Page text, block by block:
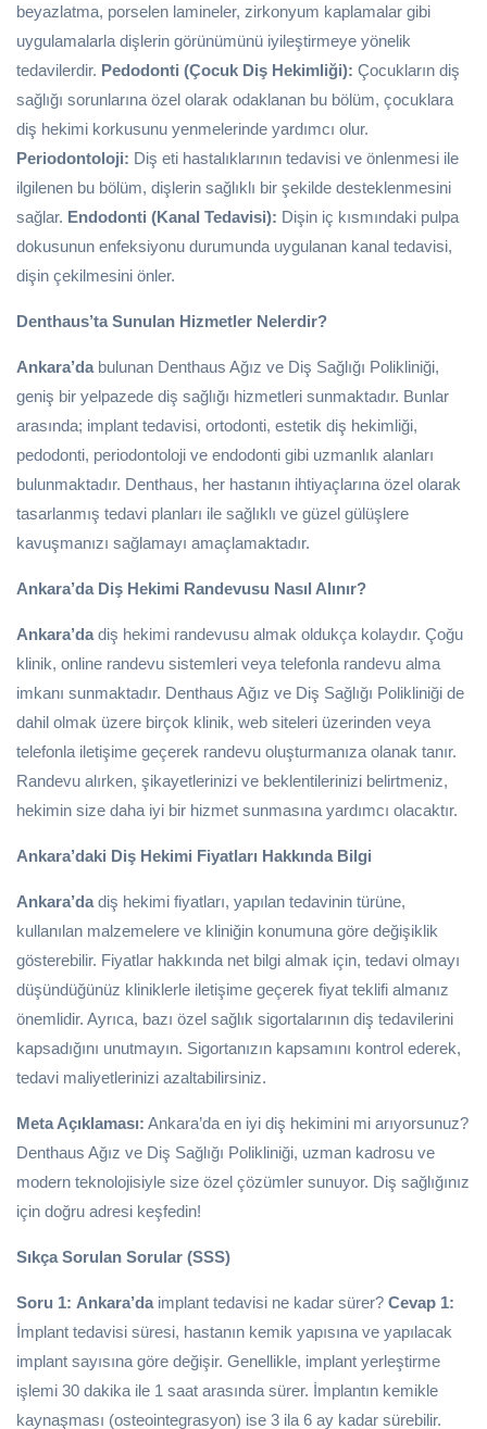
beyazlatma, porselen lamineler, zirkonyum kaplamalar gibi
uygulamalarla dişlerin görünümünü iyileştirmeye yönelik
tedavilerdir. Pedodonti (Çocuk Diş Hekimliği): Çocukların diş
sağlığı sorunlarına özel olarak odaklanan bu bölüm, çocuklara
diş hekimi korkusunu yenmelerinde yardımcı olur.
Periodontoloji: Diş eti hastalıklarının tedavisi ve önlenmesi ile
ilgilenen bu bölüm, dişlerin sağlıklı bir şekilde desteklenmesini
sağlar. Endodonti (Kanal Tedavisi): Dişin iç kısmındaki pulpa
dokusunun enfeksiyonu durumunda uygulanan kanal tedavisi,
dişin çekilmesini önler.
Denthaus’ta Sunulan Hizmetler Nelerdir?
Ankara’da bulunan Denthaus Ağız ve Diş Sağlığı Polikliniği,
geniş bir yelpazede diş sağlığı hizmetleri sunmaktadır. Bunlar
arasında; implant tedavisi, ortodonti, estetik diş hekimliği,
pedodonti, periodontoloji ve endodonti gibi uzmanlık alanları
bulunmaktadır. Denthaus, her hastanın ihtiyaçlarına özel olarak
tasarlanmış tedavi planları ile sağlıklı ve güzel gülüşlere
kavuşmanızı sağlamayı amaçlamaktadır.
Ankara’da Diş Hekimi Randevusu Nasıl Alınır?
Ankara’da diş hekimi randevusu almak oldukça kolaydır. Çoğu
klinik, online randevu sistemleri veya telefonla randevu alma
imkanı sunmaktadır. Denthaus Ağız ve Diş Sağlığı Polikliniği de
dahil olmak üzere birçok klinik, web siteleri üzerinden veya
telefonla iletişime geçerek randevu oluşturmanıza olanak tanır.
Randevu alırken, şikayetlerinizi ve beklentilerinizi belirtmeniz,
hekimin size daha iyi bir hizmet sunmasına yardımcı olacaktır.
Ankara’daki Diş Hekimi Fiyatları Hakkında Bilgi
Ankara’da diş hekimi fiyatları, yapılan tedavinin türüne,
kullanılan malzemelere ve kliniğin konumuna göre değişiklik
gösterebilir. Fiyatlar hakkında net bilgi almak için, tedavi olmayı
düşündüğünüz kliniklerle iletişime geçerek fiyat teklifi almanız
önemlidir. Ayrıca, bazı özel sağlık sigortalarının diş tedavilerini
kapsadığını unutmayın. Sigortanızın kapsamını kontrol ederek,
tedavi maliyetlerinizi azaltabilirsiniz.
Meta Açıklaması: Ankara’da en iyi diş hekimini mi arıyorsunuz?
Denthaus Ağız ve Diş Sağlığı Polikliniği, uzman kadrosu ve
modern teknolojisiyle size özel çözümler sunuyor. Diş sağlığınız
için doğru adresi keşfedin!
Sıkça Sorulan Sorular (SSS)
Soru 1: Ankara’da implant tedavisi ne kadar sürer? Cevap 1:
İmplant tedavisi süresi, hastanın kemik yapısına ve yapılacak
implant sayısına göre değişir. Genellikle, implant yerleştirme
işlemi 30 dakika ile 1 saat arasında sürer. İmplantın kemikle
kaynaşması (osteointegrasyon) ise 3 ila 6 ay kadar sürebilir.